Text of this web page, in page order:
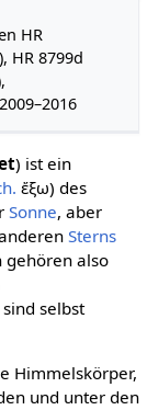
HR
HR 8799d
2009–2016
) ist ein
ἔξω) des
Sonne, aber
Sterns
gehören also
selbst
Himmelskörper,
und unter den